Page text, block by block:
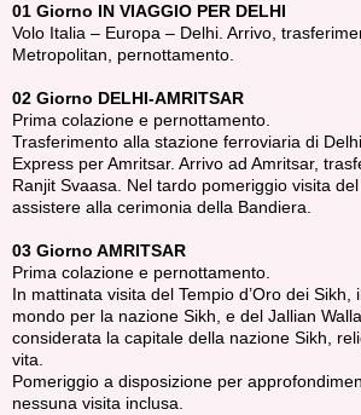
01 Giorno IN VIAGGIO PER DELHI
Volo Italia – Europa – Delhi. Arrivo,
Metropolitan, pernottamento.
02 Giorno DELHI-AMRITSAR
Prima colazione e pernottamento.
Trasferimento alla stazione ferroviaria di
Express per Amritsar. Arrivo ad Amritsar,
Ranjit Svaasa. Nel tardo pomeriggio visita
assistere alla cerimonia della Bandiera.
03 Giorno AMRITSAR
Prima colazione e pernottamento.
In mattinata visita del Tempio d’Oro dei Sikh,
mondo per la nazione Sikh, e del Jallian
considerata la capitale della nazione Sikh,
vita.
Pomeriggio a disposizione per
nessuna visita inclusa.